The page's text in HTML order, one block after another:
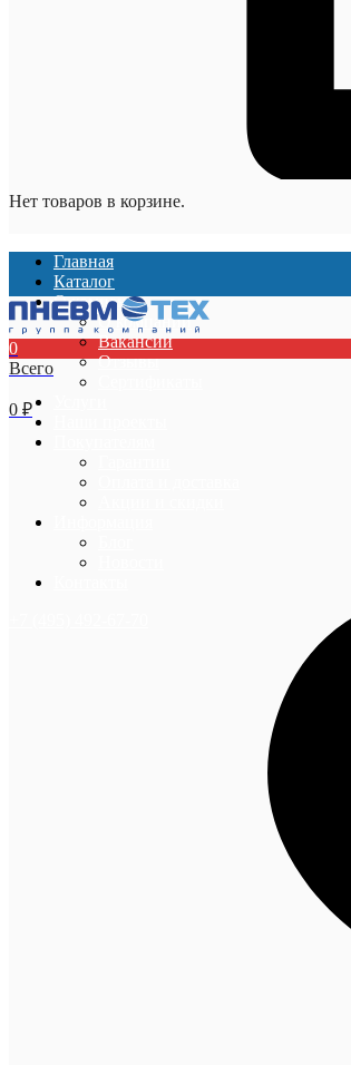
Нет товаров в корзине.
Главная
Каталог
О компании
О компании
Вакансии
Отзывы
0
Всего
0 ₽